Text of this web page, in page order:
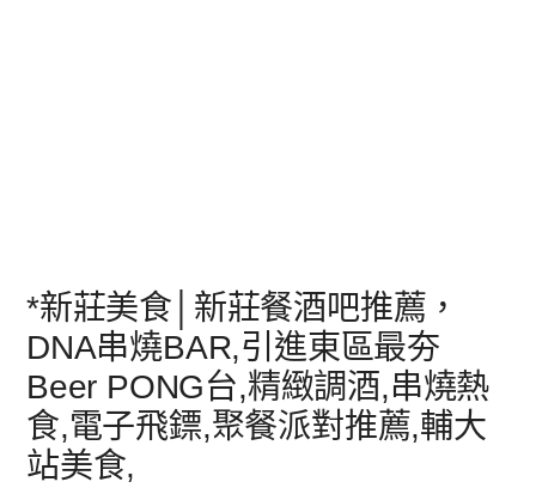
*新莊美食│新莊餐酒吧推薦，
DNA串燒BAR,引進東區最夯
Beer PONG台,精緻調酒,串燒熱
食,電子飛鏢,聚餐派對推薦,輔大
站美食,